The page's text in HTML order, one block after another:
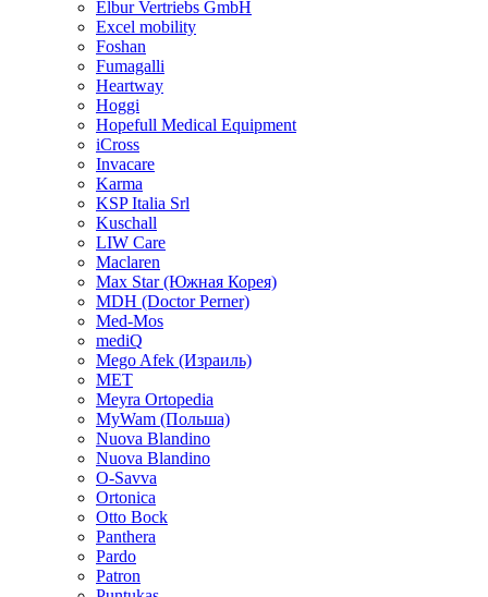
Elbur Vertriebs GmbH
Excel mobility
Foshan
Fumagalli
Heartway
Hoggi
Hopefull Medical Equipment
iCross
Invacare
Karma
KSP Italia Srl
Kuschall
LIW Care
Maclaren
Max Star (Южная Корея)
MDH (Doctor Perner)
Med-Mos
mediQ
Mego Afek (Израиль)
MET
Meyra Ortopedia
MyWam (Польша)
Nuova Blandino
Nuova Blandino
O-Savva
Ortonica
Otto Bock
Panthera
Pardo
Patron